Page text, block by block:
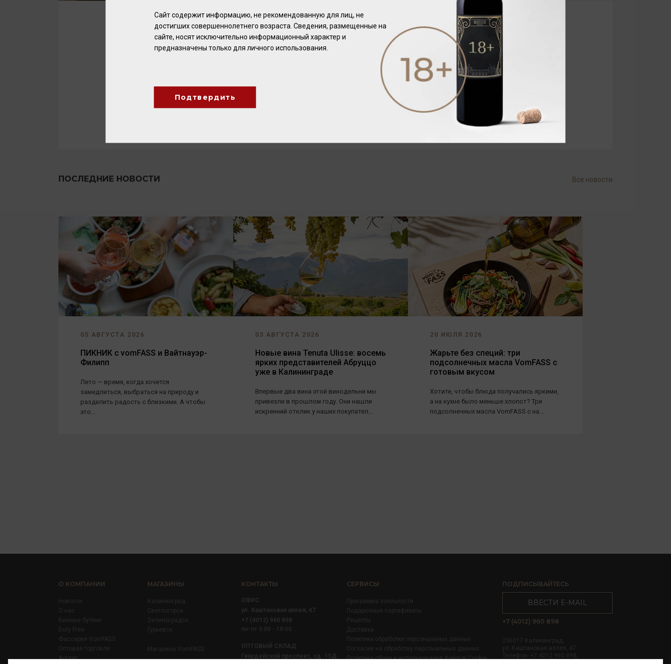
ПОСЛЕДНИЕ НОВОСТИ Все новости
05 АВГУСТА 2026
ПИКНИК с vomFASS и Вайтнауэр-
Филипп
Лето — время, когда хочется
замедлиться, выбраться на природу и
разделить радость с близкими. А чтобы
это...
03 АВГУСТА 2026
Новые вина Tenuta Ulisse: восемь
ярких представителей Абруццо
уже в Калининграде
Впервые два вина этой винодельни мы
привезли в прошлом году. Они нашли
искренний отклик у наших покупател...
20 ИЮЛЯ 2026
Жарьте без специй: три
подсолнечных масла VomFASS с
готовым вкусом
Хотите, чтобы блюда получались яркими,
а на кухне было меньше хлопот? Три
подсолнечных масла VomFASS с на...
О КОМПАНИИ
Новости
О нас
Винные бутики
Duty Free
Фассерия VomFASS
Оптовая торговля
Аутлет
МАГАЗИНЫ
Калининград
Светлогорск
Зеленоградск
Гурьевск
Магазины VomFASS
КОНТАКТЫ
ОФИС
ул. Каштановая аллея, 47
+7 (4012) 960 898
ОПТОВЫЙ СКЛАД
Гвардейский проспект, зд. 15Д
СЕРВИСЫ
Программа лояльности
Подарочные сертификаты
Рецепты
Доставка
Политика обработки персональных данных
Согласие на обработку персональных данных
Политика сбора и использования файлов Cookie
ПОДПИСЫВАЙТЕСЬ
ВВЕСТИ E-MAIL
+7 (4012) 960 898
236017 Калининград,
ул. Каштановая аллея, 47
Телефон: +7 4012 960 898,
Сайт содержит информацию, не рекомендованную для лиц, не
достигших совершеннолетнего возраста. Сведения, размещенные на
сайте, носят исключительно информационный характер и
предназначены только для личного использования.
Подтвердить